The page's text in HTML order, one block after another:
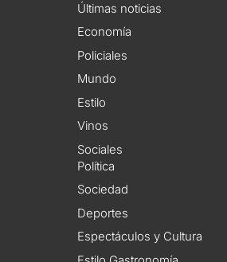
Últimas noticias
Economía
Policiales
Mundo
Estilo
Vinos
Sociales
Política
Sociedad
Deportes
Espectáculos y Cultura